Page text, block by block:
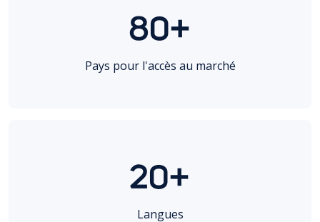
80+
Pays pour l'accès au marché
20+
Langues